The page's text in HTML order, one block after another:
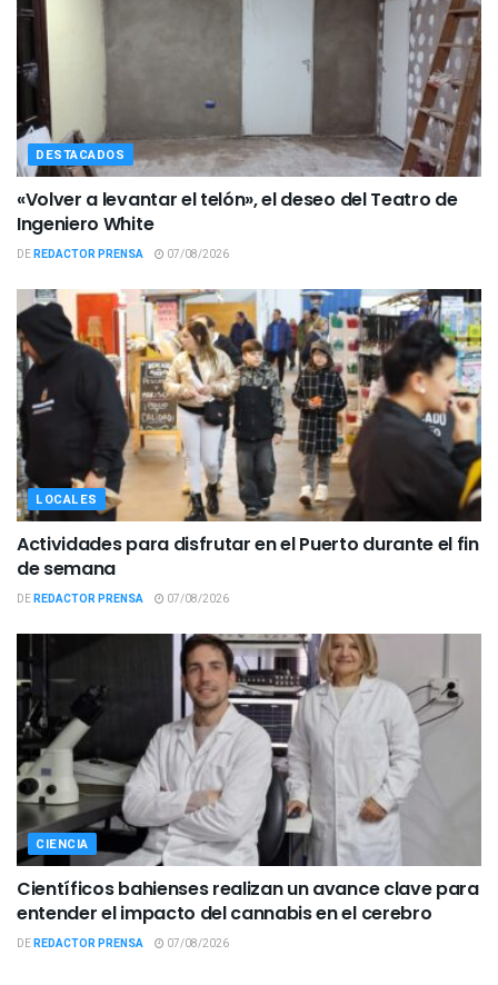
DESTACADOS
«Volver a levantar el telón», el deseo del Teatro de
Ingeniero White
DEREDACTOR PRENSA 07/08/2026
LOCALES
Actividades para disfrutar en el Puerto durante el fin
de semana
DEREDACTOR PRENSA 07/08/2026
CIENCIA
Científicos bahienses realizan un avance clave para
entender el impacto del cannabis en el cerebro
DEREDACTOR PRENSA 07/08/2026